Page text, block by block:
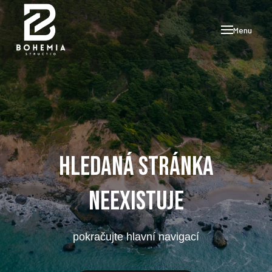
Menu
/
Hledaná stránka
neexistuje
pokračujte hlavní navigací